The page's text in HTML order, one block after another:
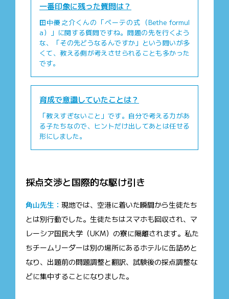
一番印象に残った質問は？
田中優之介くんの「ベーテの式（Bethe formul
a）」に関する質問ですね。問題の先を行くよう
な、「その先どうなるんですか」という問いが多
くて、教える側が考えさせられることも多かった
です。
育成で意識していたことは？
「教えすぎないこと」です。自分で考える力があ
る子たちなので、ヒントだけ出してあとは任せる
形にしました。
採点交渉と国際的な駆け引き
角山先生： 現地では、空港に着いた瞬間から生徒たち
とは別行動でした。生徒たちはスマホも回収され、マ
レーシア国民大学（UKM）の寮に隔離されます。私た
ちチームリーダーは別の場所にあるホテルに缶詰めと
なり、出題前の問題調整と翻訳、試験後の採点調整な
どに集中することになりました。